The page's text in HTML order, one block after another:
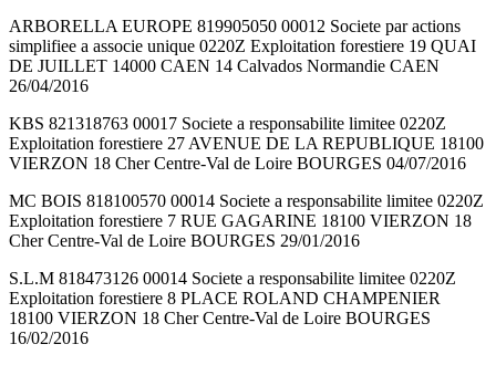
ARBORELLA EUROPE 819905050 00012 Societe par actions
simplifiee a associe unique 0220Z Exploitation forestiere 19 QUAI
DE JUILLET 14000 CAEN 14 Calvados Normandie CAEN
26/04/2016
KBS 821318763 00017 Societe a responsabilite limitee 0220Z
Exploitation forestiere 27 AVENUE DE LA REPUBLIQUE 18100
VIERZON 18 Cher Centre-Val de Loire BOURGES 04/07/2016
MC BOIS 818100570 00014 Societe a responsabilite limitee 0220Z
Exploitation forestiere 7 RUE GAGARINE 18100 VIERZON 18
Cher Centre-Val de Loire BOURGES 29/01/2016
S.L.M 818473126 00014 Societe a responsabilite limitee 0220Z
Exploitation forestiere 8 PLACE ROLAND CHAMPENIER
18100 VIERZON 18 Cher Centre-Val de Loire BOURGES
16/02/2016